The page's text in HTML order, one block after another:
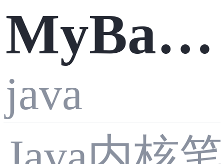
与账单
的自动
构解析
MyBati
s‑Plus I
java